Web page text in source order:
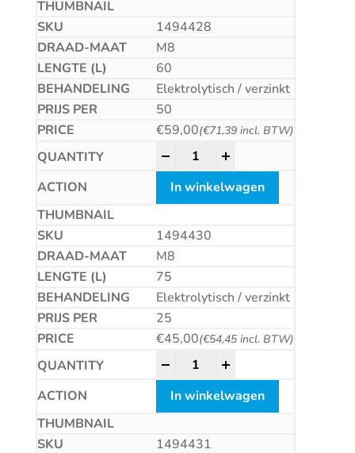
1494428
M8
60
Elektrolytisch / verzinkt
50
€59,00(€71,39incl. BTW)
Hulsanker FISCHER TA M-
In winkelwagen
1494430
M8
75
Elektrolytisch / verzinkt
25
€45,00(€54,45incl. BTW)
Hulsanker FISCHER TA M-
In winkelwagen
1494431